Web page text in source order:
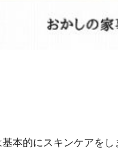
本的にスキンケアをし